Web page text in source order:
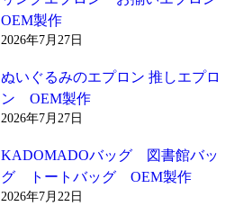
OEM製作
2026年7月27日
ぬいぐるみのエプロン 推しエプロ
ン OEM製作
2026年7月27日
KADOMADOバッグ 図書館バッ
グ トートバッグ OEM製作
2026年7月22日